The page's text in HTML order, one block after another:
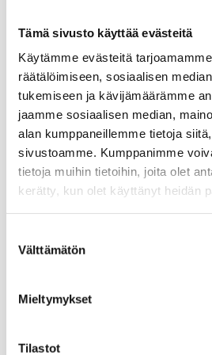
Tämä sivusto käyttää evästeitä
Käytämme evästeitä
räätälöimiseen, sosiaalisen
tukemiseen ja kävijämäärämme
jaamme sosiaalisen median,
alan kumppaneillemme tietoja
sivustoamme. Kumppanimme
tietoja muihin tietoihin, joita olet
kerätty, kun olet käyttänyt heidän
valinta
Välttämätön
Mieltymykset
Tilastot
täydellisen leikkuutuloksen
Akkukäyttöiset
kehitetty helpottamaan
itsevetävän mallin ansiosta
ole enää uuvuttavaa.
Komposiittirakenteinen teräkotelo
painon (31,2 kg ilman akkua) ja
Leikkuri on helppo huoltaa ja
pystyasennossa vie vähän tilaa ja
laskettua alas.